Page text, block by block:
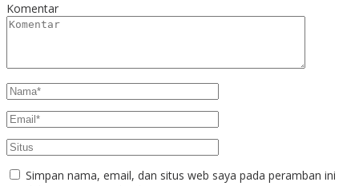
Komentar
Simpan nama, email, dan situs web saya pada peramban ini